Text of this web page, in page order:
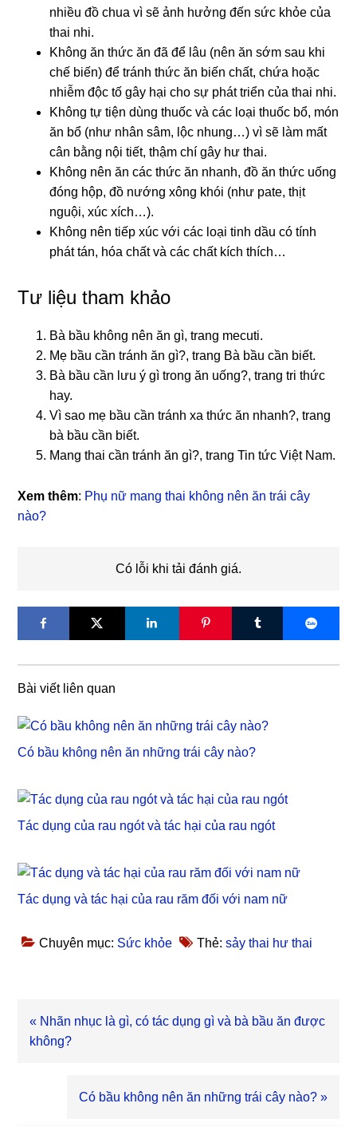
nhiều đồ chua vì sẽ ảnh hưởng đến sức khỏe của
thai nhi.
Không ăn thức ăn đã để lâu (nên ăn sớm sau khi
chế biến) để tránh thức ăn biến chất, chứa hoặc
nhiễm độc tố gây hại cho sự phát triển của thai nhi.
Không tự tiện dùng thuốc và các loại thuốc bổ, món
ăn bổ (như nhân sâm, lộc nhung…) vì sẽ làm mất
cân bằng nội tiết, thậm chí gây hư thai.
Không nên ăn các thức ăn nhanh, đồ ăn thức uống
đóng hộp, đồ nướng xông khói (như pate, thịt
nguội, xúc xích…).
Không nên tiếp xúc với các loại tinh dầu có tính
phát tán, hóa chất và các chất kích thích…
Tư liệu tham khảo
Bà bầu không nên ăn gì, trang mecuti.
Mẹ bầu cần tránh ăn gì?, trang Bà bầu cần biết.
Bà bầu cần lưu ý gì trong ăn uống?, trang tri thức
hay.
Vì sao mẹ bầu cần tránh xa thức ăn nhanh?, trang
bà bầu cần biết.
Mang thai cần tránh ăn gì?, trang Tin tức Việt Nam.
Xem thêm: Phụ nữ mang thai không nên ăn trái cây
nào?
Có lỗi khi tải đánh giá.
Bài viết liên quan
Có bầu không nên ăn những trái cây nào?
Tác dụng của rau ngót và tác hại của rau ngót
Tác dụng và tác hại của rau răm đối với nam nữ
Chuyên mục: Sức khỏe Thẻ:sảy thai hư thai
Bài
viết
« Nhãn nhục là gì, có tác dụng gì và bà bầu ăn được
không?
Bài
Có bầu không nên ăn những trái cây nào? »